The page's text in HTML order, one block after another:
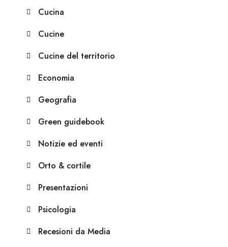
Cucina
Cucine
Cucine del territorio
Economia
Geografia
Green guidebook
Notizie ed eventi
Orto & cortile
Presentazioni
Psicologia
Recesioni da Media